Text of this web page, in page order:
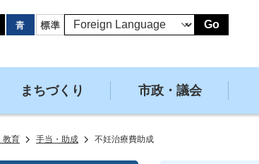
Go
まちづくり 市政・議会
教育 手当・助成 不妊治療費助成